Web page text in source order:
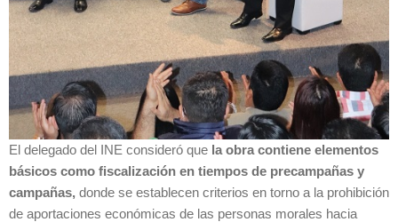
El delegado del INE consideró que la obra contiene elementos
básicos como fiscalización en tiempos de precampañas y
campañas, donde se establecen criterios en torno a la prohibición
de aportaciones económicas de las personas morales hacia